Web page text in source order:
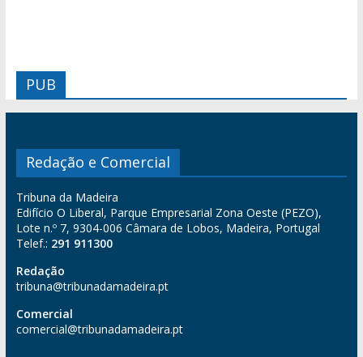
PUB
Redação e Comercial
Tribuna da Madeira
Edifício O Liberal, Parque Empresarial Zona Oeste (PEZO),
Lote n.º 7, 9304-006 Câmara de Lobos, Madeira, Portugal
Telef.: 291 911300
Redação
tribuna@tribunadamadeira.pt
Comercial
comercial@tribunadamadeira.pt